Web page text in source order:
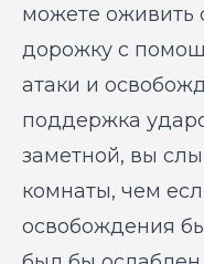
можете оживить
дорожку с
атаки и
поддержка
заметной, вы
комнаты, чем
освобождения